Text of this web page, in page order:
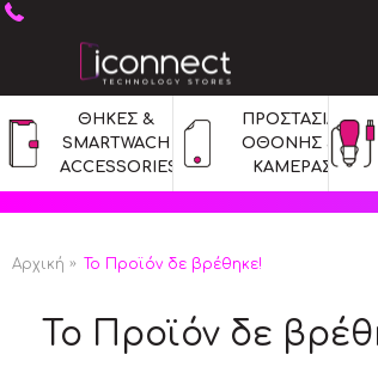
ΘΗΚΕΣ &
SMARTWACH
ACCESSORIES
ΠΡΟΣΤΑΣΙΑ
ΟΘΟΝΗΣ &
ΚΑΜΕΡΑΣ
Αρχική Το Προϊόν δε βρέθηκε!
Το Προϊόν δε